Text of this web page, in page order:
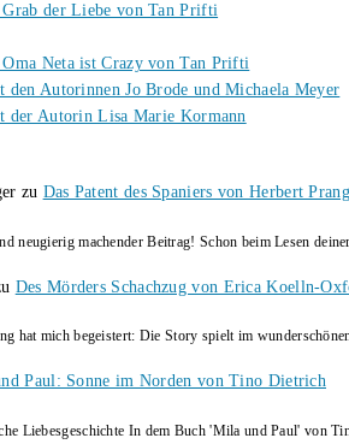
Grab der Liebe von Tan Prifti
Oma Neta ist Crazy von Tan Prifti
Autorinnen Jo Brode und Michaela Meyer
Autorin Lisa Marie Kormann
zu Das Patent des Spaniers von Herbert
neugierig machender Beitrag! Schon beim Lesen
Des Mörders Schachzug von Erica Koelln-
hat mich begeistert: Die Story spielt im
Paul: Sonne im Norden von Tino Dietrich
Liebesgeschichte In dem Buch 'Mila und Paul' von